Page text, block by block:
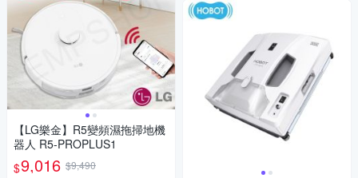
【LG樂金】R5變頻濕拖掃地機
器人 R5-PROPLUS1
$9,016 $9,490